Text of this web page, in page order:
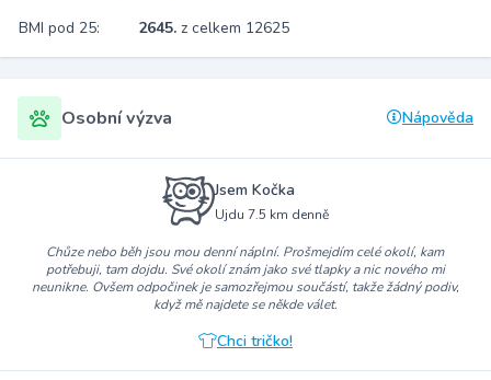
BMI pod 25:
2645. z celkem 12625
Osobní výzva Nápověda
Jsem Kočka
Ujdu 7.5 km denně
Chůze nebo běh jsou mou denní náplní. Prošmejdím celé okolí, kam
potřebuji, tam dojdu. Své okolí znám jako své tlapky a nic nového mi
neunikne. Ovšem odpočinek je samozřejmou součástí, takže žádný podiv,
když mě najdete se někde válet.
Chci tričko!